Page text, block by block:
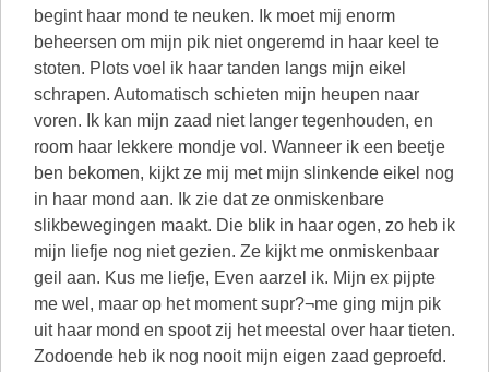
begint haar mond te neuken. Ik moet mij enorm
beheersen om mijn pik niet ongeremd in haar keel te
stoten. Plots voel ik haar tanden langs mijn eikel
schrapen. Automatisch schieten mijn heupen naar
voren. Ik kan mijn zaad niet langer tegenhouden, en
room haar lekkere mondje vol. Wanneer ik een beetje
ben bekomen, kijkt ze mij met mijn slinkende eikel nog
in haar mond aan. Ik zie dat ze onmiskenbare
slikbewegingen maakt. Die blik in haar ogen, zo heb ik
mijn liefje nog niet gezien. Ze kijkt me onmiskenbaar
geil aan. Kus me liefje, Even aarzel ik. Mijn ex pijpte
me wel, maar op het moment supr?¬me ging mijn pik
uit haar mond en spoot zij het meestal over haar tieten.
Zodoende heb ik nog nooit mijn eigen zaad geproefd.